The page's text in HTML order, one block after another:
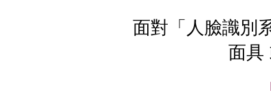
面對「人臉識別
面具